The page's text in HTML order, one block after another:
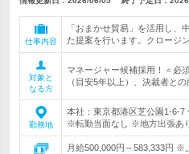
仕事内容
「おまかせ貿易」を活用し、
た提案を行います。クロージ
対象と
なる方
マネージャー候補採用！＜必
（目安5年以上）、決裁者と
勤務地
本社：東京都港区芝公園1-6-7
※転勤当面なし ※地方出張あ
月給500,000円～583,333円 ※